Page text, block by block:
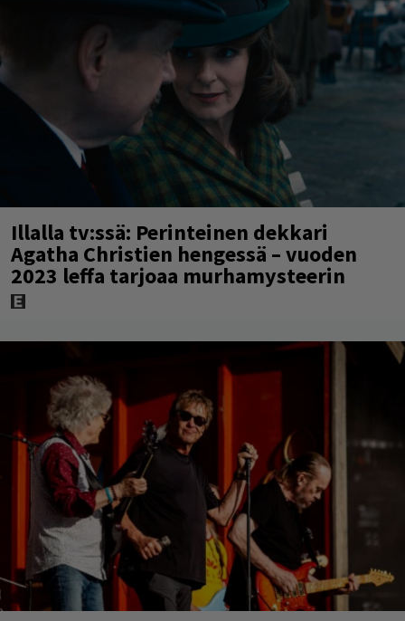
Illalla tv:ssä: Perinteinen dekkari
Agatha Christien hengessä – vuoden
2023 leffa tarjoaa murhamysteerin